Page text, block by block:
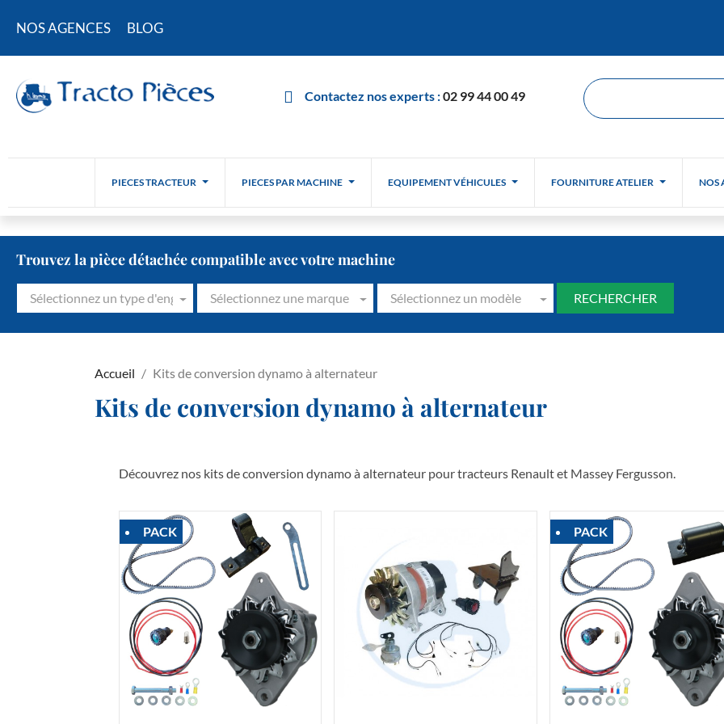
NOS AGENCES BLOG
Contactez nos experts :02 99 44 00 49
PIECES TRACTEUR PIECES PAR MACHINE EQUIPEMENT VÉHICULES FOURNITURE ATELIER NOS
Trouvez la pièce détachée compatible avec votre machine
Sélectionnez un type d'engin Sélectionnez une marque Sélectionnez un modèle
Accueil Kits de conversion dynamo à alternateur
Kits de conversion dynamo à alternateur
Découvrez nos kits de conversion dynamo à alternateur pour tracteurs Renault et Massey Fergusson.
PACK PACK